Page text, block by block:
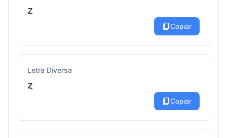
z
content_copyCopiar
Letra Diversa
ȥ
content_copyCopiar